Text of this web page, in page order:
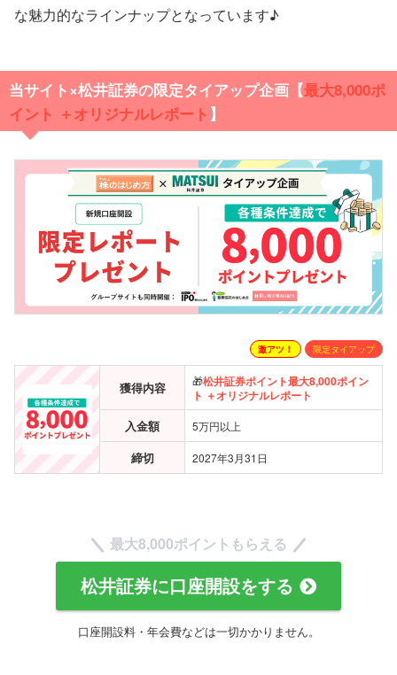
な魅力的なラインナップとなっています♪
当サイト×松井証券の限定タイアップ企画【最大8,000ポ
イント ＋オリジナルレポート 】
激アツ！ 限定タイアップ
獲得内容 🎁松井証券ポイント最大8,000ポイン
ト ＋オリジナルレポート
入金額 5万円以上
締切 2027年3月31日
最大8,000ポイントもらえる
松井証券に口座開設をする
口座開設料・年会費などは一切かかりません。